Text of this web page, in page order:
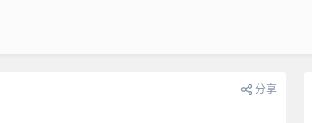
分享